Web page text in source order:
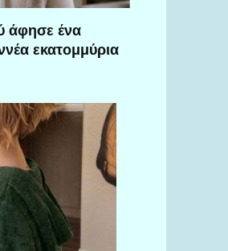
άφησε ένα
εκατομμύρια